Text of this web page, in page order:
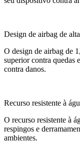
Design de airbag de
O design de airbag de
superior contra quedas
contra danos.
Recurso resistente à
O recurso resistente à
respingos e
ambientes.